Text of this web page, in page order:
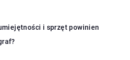
i sprzęt powinien